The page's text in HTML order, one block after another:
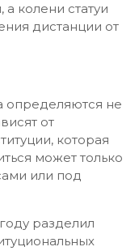
колени статуи
дистанции от
определяются не
от
которая
может только
или под
разделил